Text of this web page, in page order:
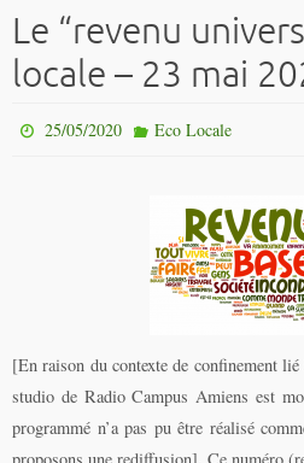
Le “revenu
locale – 23 mai
25/05/2020 Eco Locale
[En raison du contexte de confinement
studio de Radio Campus Amiens est
programmé n’a pas pu être réalisé